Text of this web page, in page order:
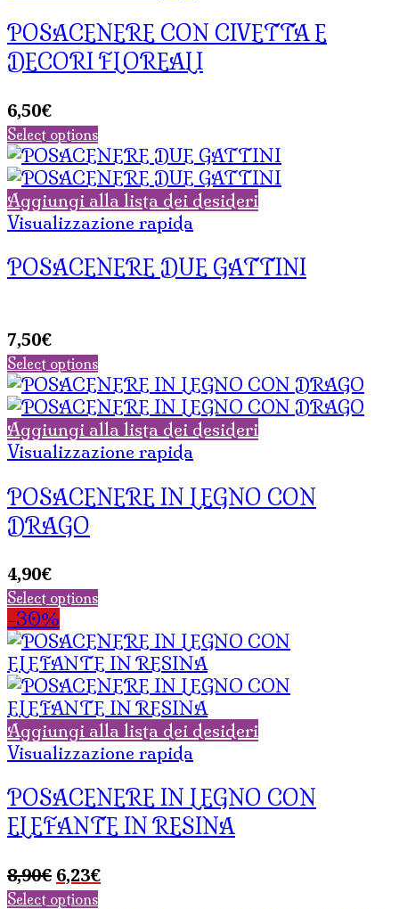
POSACENERE CON CIVETTA E
DECORI FLOREALI
6,50€
Select options
Aggiungi alla lista dei desideri
Visualizzazione rapida
POSACENERE DUE GATTINI
7,50€
Select options
Aggiungi alla lista dei desideri
Visualizzazione rapida
POSACENERE IN LEGNO CON
DRAGO
4,90€
Select options
-30%
Aggiungi alla lista dei desideri
Visualizzazione rapida
POSACENERE IN LEGNO CON
ELEFANTE IN RESINA
8,90€ Il
prezzo
6,23€Il
Select options